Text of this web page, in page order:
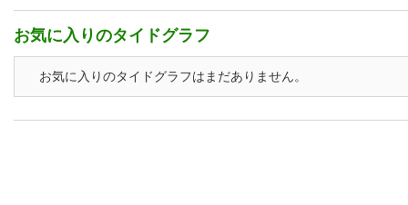
お気に入りのタイドグラフ
お気に入りのタイドグラフはまだありません。